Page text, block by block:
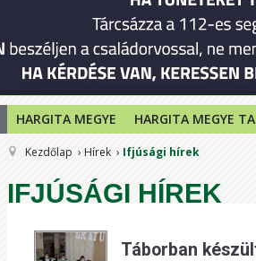
12
HARGITA MEGYE HARGITA MEGYE
Kezdőlap Hírek Ifjúsági hírek
IFJÚSÁGI HÍREK
Táborban